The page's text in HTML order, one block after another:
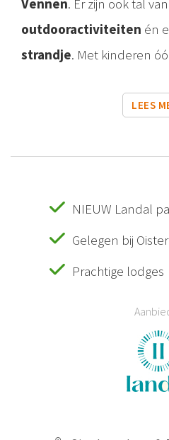
Vennen. Er zijn ook tal van
outdooractiviteiten én
strandje. Met kinderen
LEES
NIEUW Landal
Gelegen bij
Prachtige lodges